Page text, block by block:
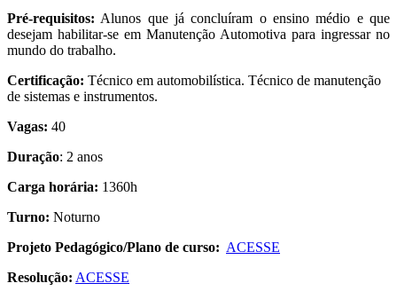
Pré-requisitos: Alunos que já concluíram o ensino médio e que
desejam habilitar-se em Manutenção Automotiva para ingressar no
mundo do trabalho.
Certificação: Técnico em automobilística. Técnico de manutenção
de sistemas e instrumentos.
Vagas: 40
Duração: 2 anos
Carga horária: 1360h
Turno: Noturno
Projeto Pedagógico/Plano de curso: ACESSE
Resolução: ACESSE